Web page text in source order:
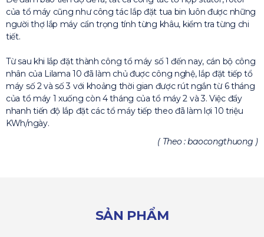
của tổ máy cũng như công tác lắp đặt tua bin luôn được những
người thợ lắp máy cẩn trọng tính từng khâu, kiểm tra từng chi
tiết.
Từ sau khi lắp đặt thành công tổ máy số 1 đến nay, cán bộ công
nhân của Lilama 10 đã làm chủ đuợc công nghệ, lắp đặt tiếp tổ
máy số 2 và số 3 với khoảng thời gian được rút ngắn từ 6 tháng
của tổ máy 1 xuống còn 4 tháng của tổ máy 2 và 3. Việc đẩy
nhanh tiến độ lắp đặt các tổ máy tiếp theo đã làm lợi 10 triệu
KWh/ngày.
( Theo : baocongthuong )
SẢN PHẨM